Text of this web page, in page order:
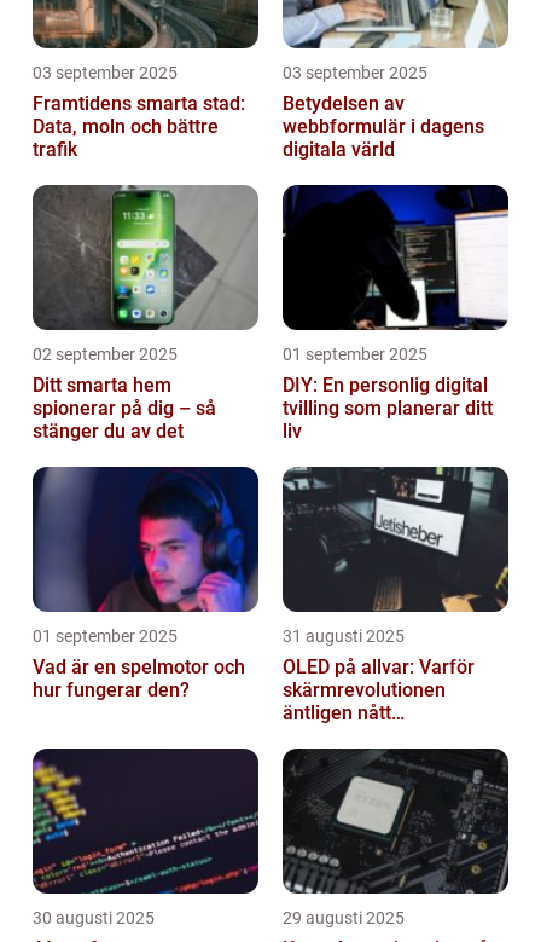
03 september 2025
Framtidens smarta stad:
Data, moln och bättre
trafik
03 september 2025
Betydelsen av
webbformulär i dagens
digitala värld
02 september 2025
Ditt smarta hem
spionerar på dig – så
stänger du av det
01 september 2025
DIY: En personlig digital
tvilling som planerar ditt
liv
01 september 2025
Vad är en spelmotor och
hur fungerar den?
31 augusti 2025
OLED på allvar: Varför
skärmrevolutionen
äntligen nått
30 augusti 2025 29 augusti 2025